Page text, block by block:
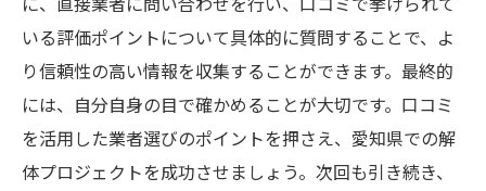
に、直接業者に問い合わせを行い、口コミで挙げられて
いる評価ポイントについて具体的に質問することで、よ
り信頼性の高い情報を収集することができます。最終的
には、自分自身の目で確かめることが大切です。口コミ
を活用した業者選びのポイントを押さえ、愛知県での解
体プロジェクトを成功させましょう。次回も引き続き、